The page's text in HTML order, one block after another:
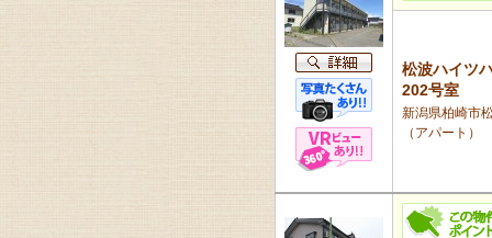
松波ハイツ
202号室
新潟県柏崎市
（アパート）